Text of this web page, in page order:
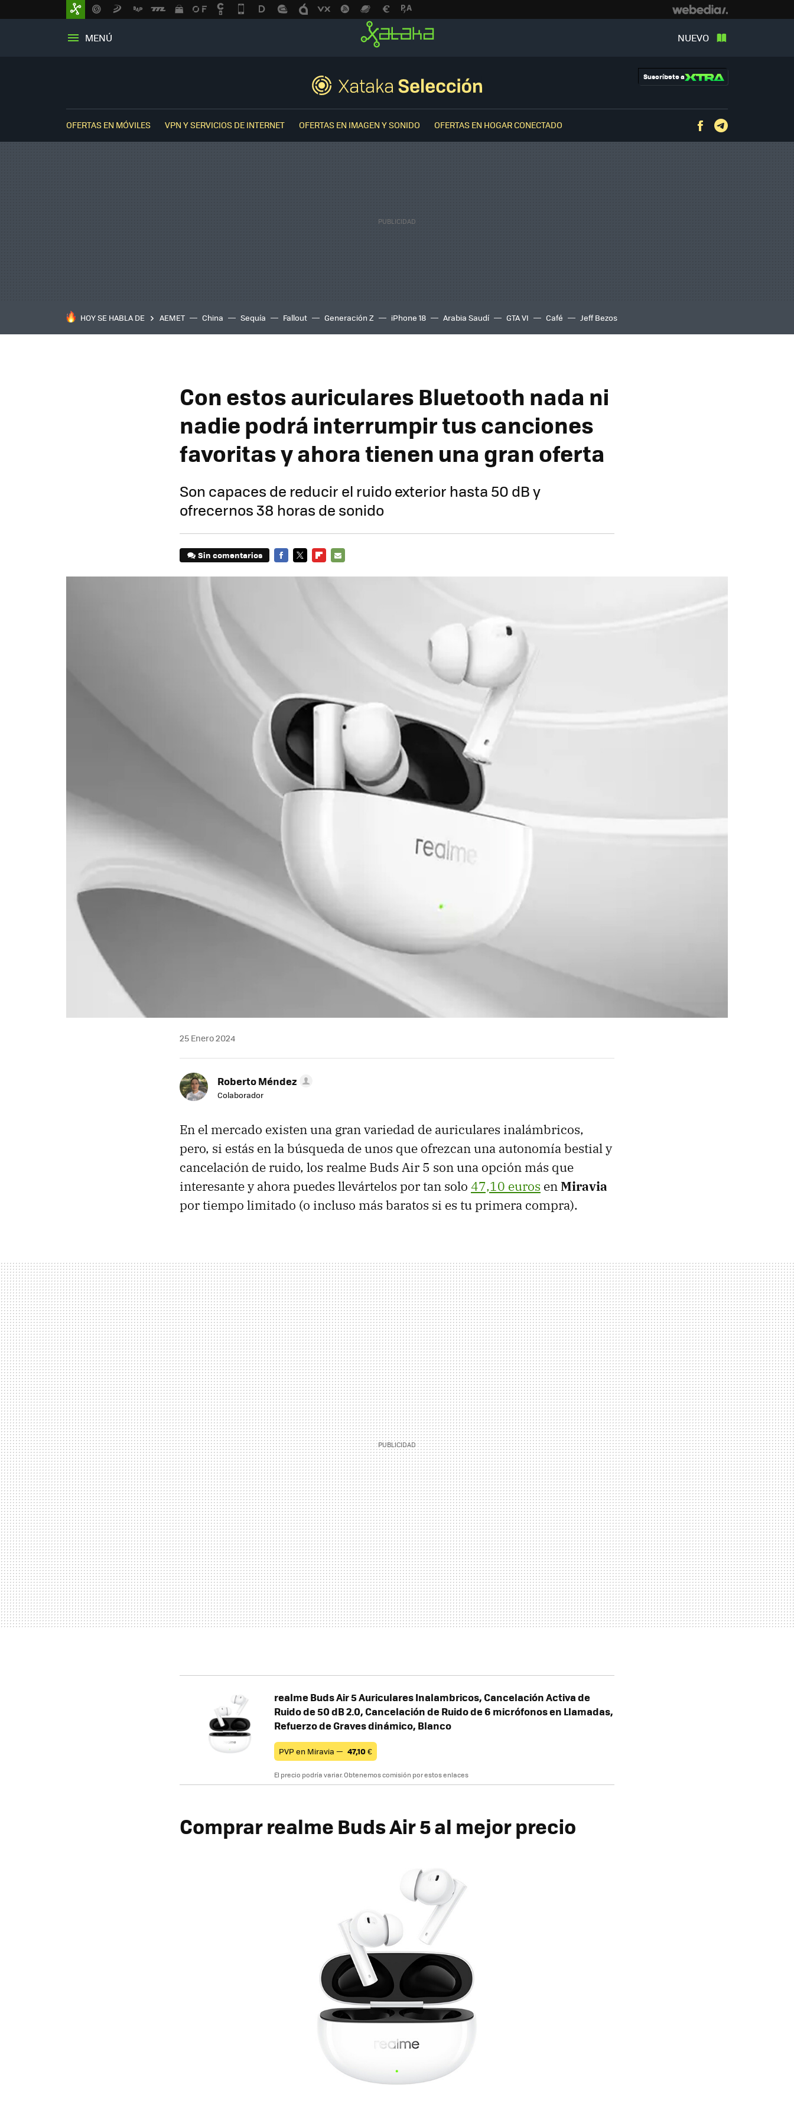
MENÚ NUEVO
Suscríbete a
OFERTAS EN MÓVILES VPN Y SERVICIOS DE INTERNET OFERTAS EN IMAGEN Y SONIDO OFERTAS EN HOGAR CONECTADO Facebook
HOY SE HABLA DE AEMET China Sequía Fallout Generación Z iPhone 18 Arabia Saudí GTA VI Café Jeff Bezos
Con estos auriculares Bluetooth nada ni
nadie podrá interrumpir tus canciones
favoritas y ahora tienen una gran oferta
Son capaces de reducir el ruido exterior hasta 50 dB y
ofrecernos 38 horas de sonido
Sin comentarios
25 Enero 2024
Roberto Méndez
Colaborador
En el mercado existen una gran variedad de auriculares inalámbricos,
pero, si estás en la búsqueda de unos que ofrezcan una autonomía bestial y
cancelación de ruido, los realme Buds Air 5 son una opción más que
interesante y ahora puedes llevártelos por tan solo 47,10 euros enMiravia
por tiempo limitado (o incluso más baratos si es tu primera compra).
realme Buds Air 5 Auriculares Inalambricos, Cancelación Activa de
Ruido de 50 dB 2.0, Cancelación de Ruido de 6 micrófonos en Llamadas,
Refuerzo de Graves dinámico, Blanco
PVP en Miravia — 47,10€
El precio podría variar. Obtenemos comisión por estos enlaces
Comprarrealme Buds Air 5al mejor precio